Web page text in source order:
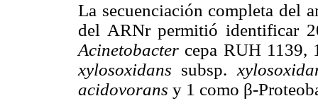
La secuenciación completa del
del ARNr permitió identificar
Acinetobacter cepa RUH 1139,
xylosoxidans subsp.
acidovorans y 1 como β-